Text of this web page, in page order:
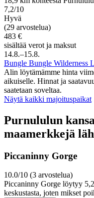
7,2/10
Hyvä
(29 arvostelua)
483 €
sisältää verot ja maksut
14.8.–15.8.
Bungle Bungle Wilderness
Alin löytämämme hinta
aikuiselle. Hinnat ja
saatetaan soveltaa.
Näytä kaikki majoituspaikat
Purnululun
maamerkkejä
Piccaninny Gorge
10.0/10 (3 arvostelua)
Piccaninny Gorge löytyy
keskustasta, joten mikset